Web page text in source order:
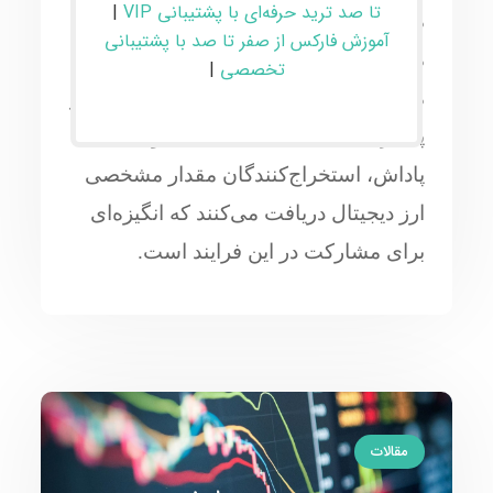
مسائل پیچیده ریاضی انجام می‌شود.
ماینرها یا استخراج‌کنندگان با ارائه توان
محاسباتی، نقش مهمی در تضمین امنیت و
پایداری شبکه ایفا می‌کنند. به‌عنوان
پاداش، استخراج‌کنندگان مقدار مشخصی
ارز دیجیتال دریافت می‌کنند که انگیزه‌ای
برای مشارکت در این فرایند است.
مقالات
تا صد ترید حرفه‌ای با پشتیبانی VIP
|
آموزش فارکس از صفر تا صد با پشتیبانی
تخصصی |